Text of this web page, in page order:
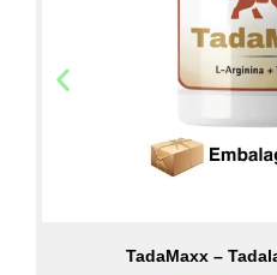
TadaMaxx –